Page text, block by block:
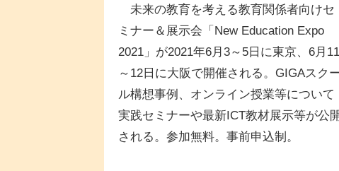
未来の教育を考える教育関係者向けセ
ミナー＆展示会「New Education Expo
2021」が2021年6月3～5日に東京、6月11
～12日に大阪で開催される。GIGAスク
ル構想事例、オンライン授業等について
実践セミナーや最新ICT教材展示等が公
される。参加無料。事前申込制。